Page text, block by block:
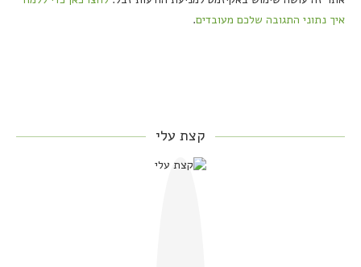
איך נתוני התגובה שלכם מעובדים.
קצת עלי